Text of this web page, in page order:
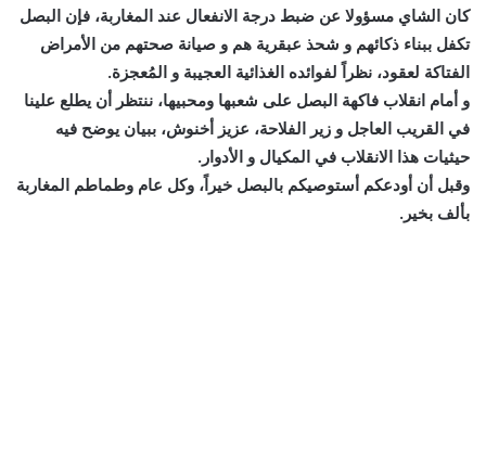
كان الشاي مسؤولا عن ضبط درجة الانفعال عند المغاربة، فإن البصل
تكفل ببناء ذكائهم و شحذ عبقرية هم و صيانة صحتهم من الأمراض
الفتاكة لعقود، نظراً لفوائده الغذائية العجيبة و المُعجزة.
و أمام انقلاب فاكهة البصل على شعبها ومحبيها، ننتظر أن يطلع علينا
في القريب العاجل و زير الفلاحة، عزيز أخنوش، ببيان يوضح فيه
حيثيات هذا الانقلاب في المكيال و الأدوار.
وقبل أن أودعكم أستوصيكم بالبصل خيراً، وكل عام وطماطم المغاربة
بألف بخير.